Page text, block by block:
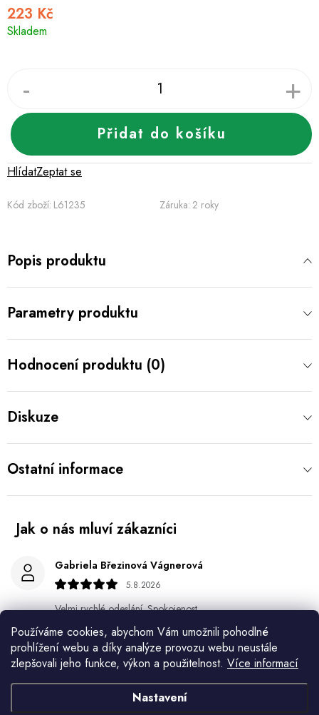
Používáme cookies, abychom Vám umožnili pohodlné
prohlížení webu a díky analýze provozu webu neustále
zlepšovali jeho funkce, výkon a použitelnost. Více informací
Nastavení
Obchodní podmínky pro podnikatele
Zásady používání cookies
223 Kč
Skladem
Přidat do košíku
Kód zboží: L61235 Záruka: 2 roky
Zeptat se
Hlídat
Popis produktu
Parametry produktu
Hodnocení produktu (0)
Diskuze
Ostatní informace
Gabriela Březinová Vágnerová
5.8.2026
Velmi rychlé odeslání. Spokojenost
HELENA MINAŘÍKOVÁ
5.8.2026
Je sice větší ale vypadá dobře